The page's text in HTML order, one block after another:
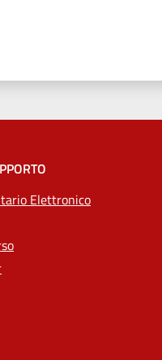
Elettronico